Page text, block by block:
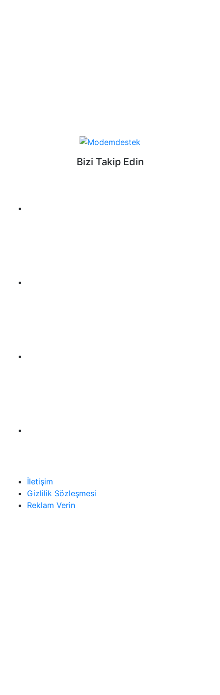
Bizi Takip Edin
İletişim
Gizlilik Sözleşmesi
Reklam Verin